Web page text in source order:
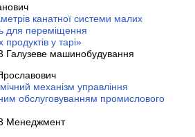
канатної системи малих
для переміщення
продуктів у тарі»
Галузеве машинобудування
механізм управління
обслуговуванням промислового
Менеджмент